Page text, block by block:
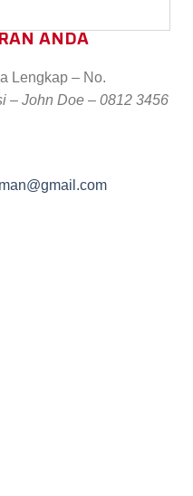
ANDA
Lengkap – No.
– John Doe – 0812 3456